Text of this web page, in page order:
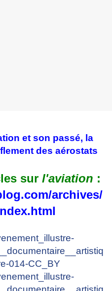
et son passé, la
des aérostats
sur l'aviation :
archives/